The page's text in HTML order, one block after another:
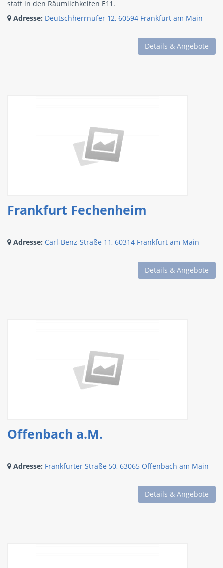
statt in den Räumlichkeiten E11.
Adresse: Deutschherrnufer 12, 60594 Frankfurt am Main
Details & Angebote
Frankfurt Fechenheim
Adresse: Carl-Benz-Straße 11, 60314 Frankfurt am Main
Details & Angebote
Offenbach a.M.
Adresse: Frankfurter Straße 50, 63065 Offenbach am Main
Details & Angebote